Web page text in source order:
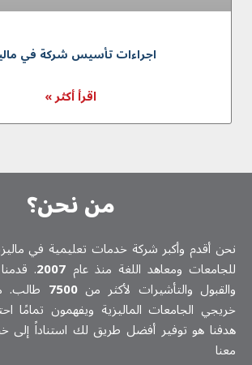
اجراءات تأسيس شركة في
اقرأ أكثر »
من نحن؟
نحن أقدم وأكبر شركة خدمات تعلیمیة في
للجامعات ومعاهد اللغة منذ عام 2007
.
والقبول والتأشيرات لأكثر من7500 طالب.
خريجي الجامعات الماليزية ويفهمون تمامًا
هدفنا هو توفير أفضل طريق لك استناداً إلى
معنا